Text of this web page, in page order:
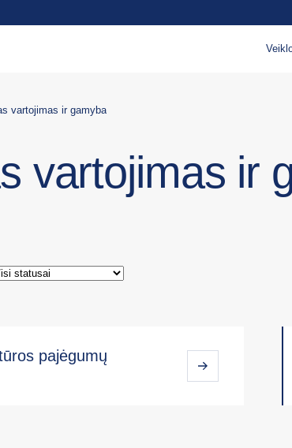
vartojimas ir gamyba
vartojimas ir
pajėgumų